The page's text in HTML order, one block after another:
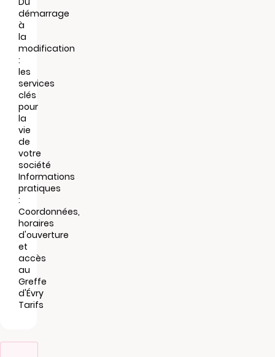
démarrage
à
la
modification
:
les
services
clés
pour
la
vie
de
votre
société
Informations
pratiques
:
Coordonnées,
horaires
d'ouverture
et
accès
au
Greffe
d'Évry
Tarifs